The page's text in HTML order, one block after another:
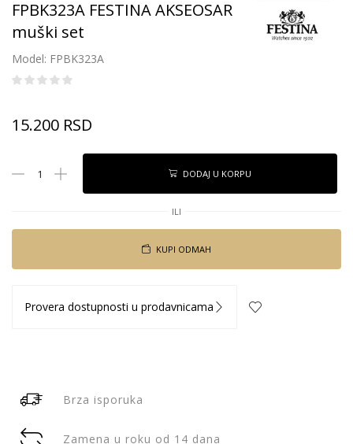
FPBK323A FESTINA AKSEOSAR
muški set
Model: FPBK323A
15.200 RSD
DODAJ U KORPU
ILI
KUPI ODMAH
Provera dostupnosti u prodavnicama
Brza isporuka
Zamena u roku od 14 dana